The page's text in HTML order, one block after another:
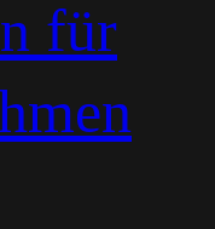
für